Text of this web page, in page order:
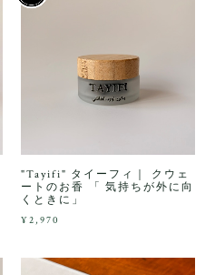
"Tayifi" タイーフィ｜ クウェ
ートのお香 「 気持ちが外に向
くときに」
¥2,970